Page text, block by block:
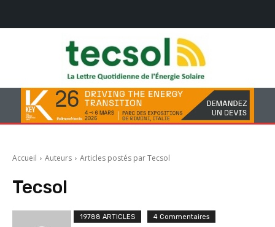
Accueil Auteurs Articles postés par Tecsol
Tecsol
19788 ARTICLES 4 Commentaires